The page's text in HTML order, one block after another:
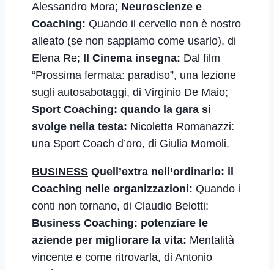
Alessandro Mora; Neuroscienze e
Coaching: Quando il cervello non è nostro
alleato (se non sappiamo come usarlo), di
Elena Re; Il Cinema insegna: Dal film
“Prossima fermata: paradiso”, una lezione
sugli autosabotaggi, di Virginio De Maio;
Sport Coaching: quando la gara si
svolge nella testa: Nicoletta Romanazzi:
una Sport Coach d’oro, di Giulia Momoli.
BUSINESS Quell’extra nell’ordinario: il
Coaching nelle organizzazioni: Quando i
conti non tornano, di Claudio Belotti;
Business Coaching: potenziare le
aziende per migliorare la vita: Mentalità
vincente e come ritrovarla, di Antonio